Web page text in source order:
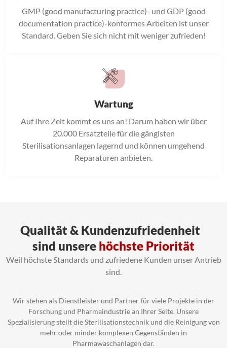
GMP (good manufacturing practice)- und GDP (good
documentation practice)-konformes Arbeiten ist unser
Standard. Geben Sie sich nicht mit weniger zufrieden!
Wartung
Auf Ihre Zeit kommt es uns an! Darum haben wir über
20.000 Ersatzteile für die gängisten
Sterilisationsanlagen lagernd und können umgehend
Reparaturen anbieten.
Qualität & Kundenzufriedenheit
sind unsere höchste Priorität
Weil höchste Standards und zufriedene Kunden unser Antrieb
sind.
Wir stehen als Dienstleister und Partner für viele Projekte in der
Forschung und Pharmaindustrie an Ihrer Seite. Unsere
Spezialisierung stellt die Sterilisationstechnik und die Reinigung von
mehr oder minder komplexen Gegenständen in
Pharmawaschanlagen dar.